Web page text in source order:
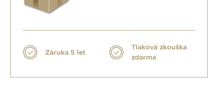
Záruka 5 let
Tlaková zkouška
zdarma